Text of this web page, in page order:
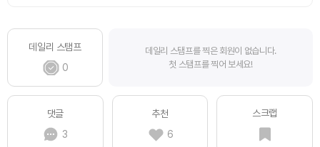
데일리 스탬프
0
데일리 스탬프를 찍은 회원이 없습니다.
첫 스탬프를 찍어 보세요!
댓글
3
추천
6
스크랩